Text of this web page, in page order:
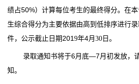
绩占50%）计算每位考生的最终得分。在本
生综合得分为主要依据由高到低排序进行
件，公示截止日期 201 9年4月 30 日。
录取通知书将于6月底—7月初发放，
知。